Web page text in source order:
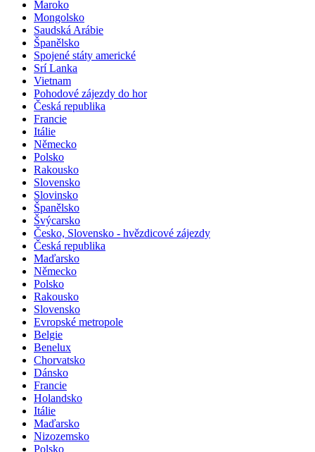
Maroko
Mongolsko
Saudská Arábie
Španělsko
Spojené státy americké
Srí Lanka
Vietnam
Pohodové zájezdy do hor
Česká republika
Francie
Itálie
Německo
Polsko
Rakousko
Slovensko
Slovinsko
Španělsko
Švýcarsko
Česko, Slovensko - hvězdicové zájezdy
Česká republika
Maďarsko
Německo
Polsko
Rakousko
Slovensko
Evropské metropole
Belgie
Benelux
Chorvatsko
Dánsko
Francie
Holandsko
Itálie
Maďarsko
Nizozemsko
Polsko